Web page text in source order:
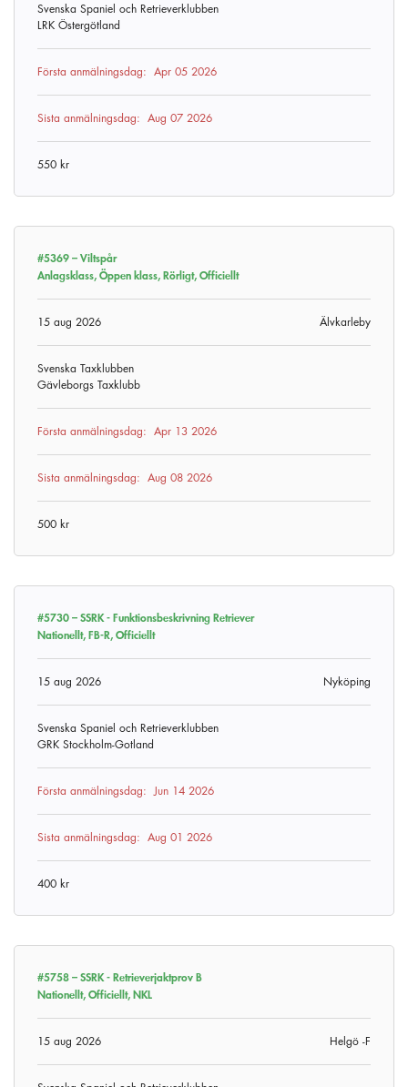
Svenska Spaniel och Retrieverklubben
LRK Östergötland
Första anmälningsdag: Apr 05 2026
Sista anmälningsdag: Aug 07 2026
550 kr
#5369 –Viltspår
Anlagsklass, Öppen klass, Rörligt, Officiellt
15 aug 2026 Älvkarleby
Svenska Taxklubben
Gävleborgs Taxklubb
Första anmälningsdag: Apr 13 2026
Sista anmälningsdag: Aug 08 2026
500 kr
#5730 –SSRK - Funktionsbeskrivning Retriever
Nationellt, FB-R, Officiellt
15 aug 2026 Nyköping
Svenska Spaniel och Retrieverklubben
GRK Stockholm-Gotland
Första anmälningsdag:Jun 14 2026
Sista anmälningsdag: Aug 01 2026
400 kr
#5758 –SSRK - Retrieverjaktprov B
Nationellt, Officiellt, NKL
15 aug 2026 Helgö -F